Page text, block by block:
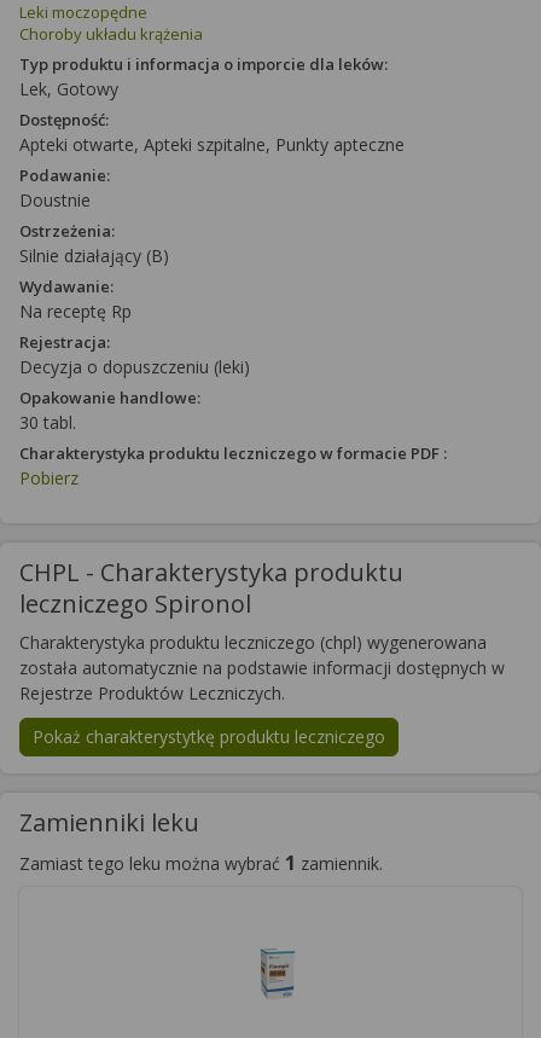
Leki moczopędne
Choroby układu krążenia
Typ produktu i informacja o imporcie dla leków:
Lek, Gotowy
Dostępność:
Apteki otwarte, Apteki szpitalne, Punkty apteczne
Podawanie:
Doustnie
Ostrzeżenia:
Silnie działający (B)
Wydawanie:
Na receptę Rp
Rejestracja:
Decyzja o dopuszczeniu (leki)
Opakowanie handlowe:
30 tabl.
Charakterystyka produktu leczniczego w formacie PDF :
Pobierz
CHPL - Charakterystyka produktu
leczniczego Spironol
Charakterystyka produktu leczniczego (chpl) wygenerowana
została automatycznie na podstawie informacji dostępnych w
Rejestrze Produktów Leczniczych.
Pokaż charakterystytkę produktu leczniczego
Zamienniki leku
Zamiast tego leku można wybrać 1 zamiennik.